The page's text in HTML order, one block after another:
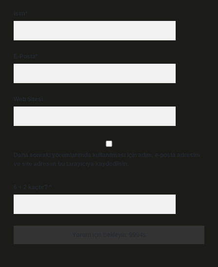
İsim*
E-Posta*
Web Sitesi
Daha sonraki yorumlarımda kullanılması için adım, e-posta adresim
ve site adresim bu tarayıcıya kaydedilsin.
6 + 2 kaçtır? *